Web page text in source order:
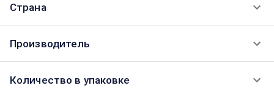
Страна
Производитель
Количество в упаковке